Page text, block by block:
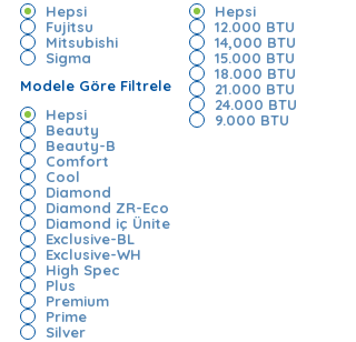
Hepsi
Fujitsu
Mitsubishi
Sigma
Modele Göre Filtrele
Hepsi
Beauty
Beauty-B
Comfort
Cool
Diamond
Diamond ZR-Eco
Diamond iç Ünite
Exclusive-BL
Exclusive-WH
High Spec
Plus
Premium
Prime
Silver
Hepsi
12.000 BTU
14,000 BTU
15.000 BTU
18.000 BTU
21.000 BTU
24.000 BTU
9.000 BTU